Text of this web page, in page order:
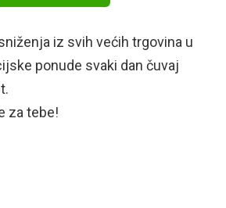
iz svih većih trgovina u
ponude svaki dan čuvaj
za tebe!